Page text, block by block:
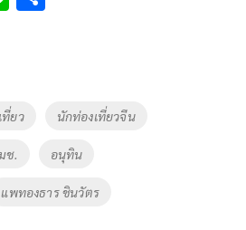
ที่ยว นักท่องเที่ยวจีน
ช. อนุทิน
แพทองธาร ชินวัตร